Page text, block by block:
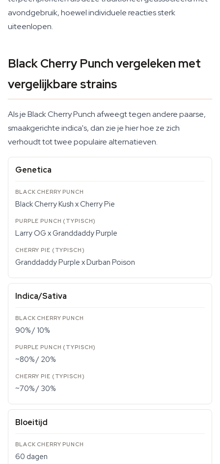
avondgebruik, hoewel individuele reacties sterk
uiteenlopen.
Black Cherry Punch vergeleken met
vergelijkbare strains
Als je Black Cherry Punch afweegt tegen andere paarse,
smaakgerichte indica's, dan zie je hier hoe ze zich
verhoudt tot twee populaire alternatieven.
Genetica
Black Cherry Kush x Cherry Pie
Larry OG x Granddaddy Purple
Granddaddy Purple x Durban Poison
Indica/Sativa
90% / 10%
~80% / 20%
~70% / 30%
Bloeitijd
60 dagen